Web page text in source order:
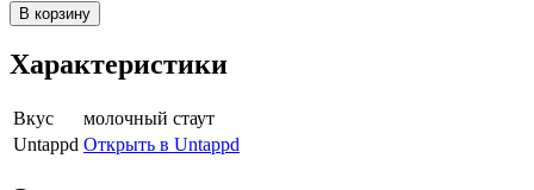
В корзину
Характеристики
Вкус
молочный стаут
Untappd Открыть в Untappd